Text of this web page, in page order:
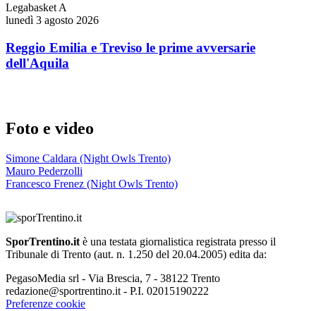
Legabasket A
lunedì 3 agosto 2026
Reggio Emilia e Treviso le prime avversarie
dell'Aquila
Foto e video
Simone Caldara (Night Owls Trento)
Mauro Pederzolli
Francesco Frenez (Night Owls Trento)
SporTrentino.it è una testata giornalistica registrata presso il
Tribunale di Trento (aut. n. 1.250 del 20.04.2005) edita da:
PegasoMedia srl - Via Brescia, 7 - 38122 Trento
redazione@sportrentino.it - P.I. 02015190222
Preferenze cookie